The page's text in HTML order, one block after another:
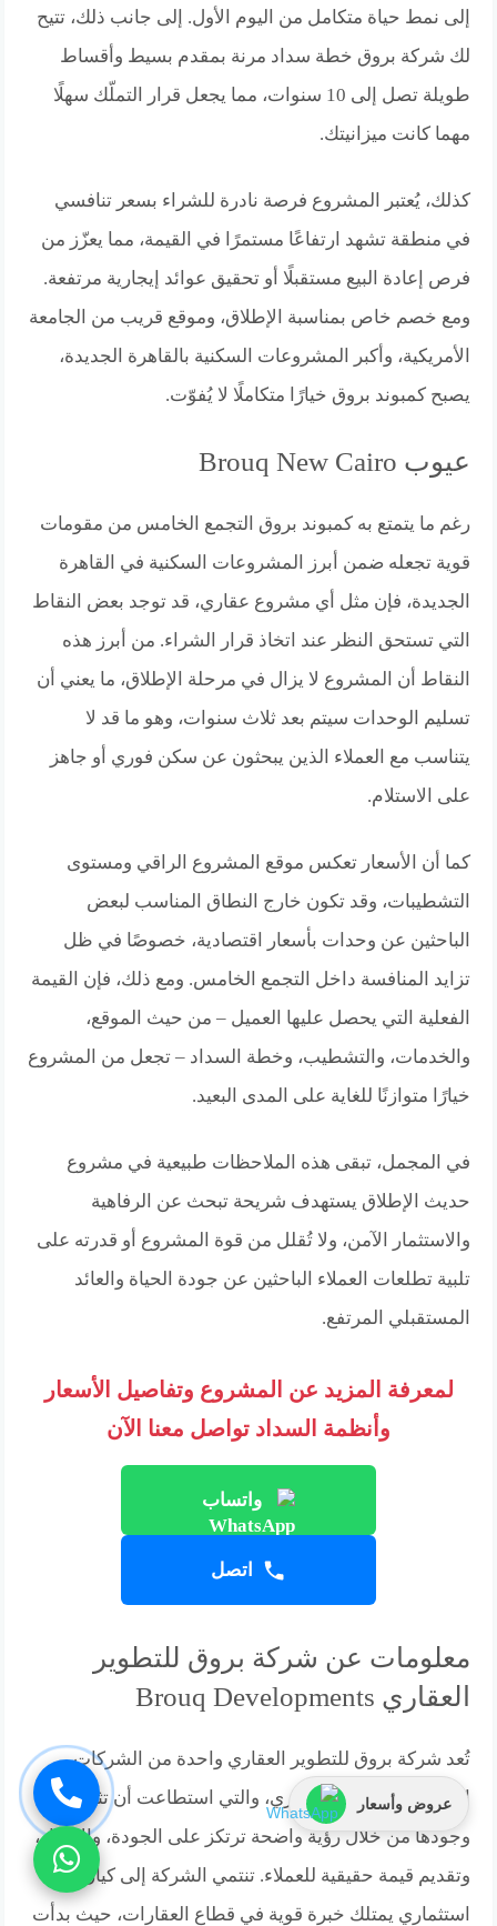
إلى نمط حياة متكامل من اليوم الأول. إلى جانب ذلك، تتيح
لك شركة بروق خطة سداد مرنة بمقدم بسيط وأقساط
طويلة تصل إلى 10 سنوات، مما يجعل قرار التملّك سهلًا
مهما كانت ميزانيتك.
كذلك، يُعتبر المشروع فرصة نادرة للشراء بسعر تنافسي
في منطقة تشهد ارتفاعًا مستمرًا في القيمة، مما يعزّز من
فرص إعادة البيع مستقبلًا أو تحقيق عوائد إيجارية مرتفعة.
ومع خصم خاص بمناسبة الإطلاق، وموقع قريب من الجامعة
الأمريكية، وأكبر المشروعات السكنية بالقاهرة الجديدة،
يصبح كمبوند بروق خيارًا متكاملًا لا يُفوّت.
عيوب Brouq New Cairo
رغم ما يتمتع به كمبوند بروق التجمع الخامس من مقومات
قوية تجعله ضمن أبرز المشروعات السكنية في القاهرة
الجديدة، فإن مثل أي مشروع عقاري، قد توجد بعض النقاط
التي تستحق النظر عند اتخاذ قرار الشراء. من أبرز هذه
النقاط أن المشروع لا يزال في مرحلة الإطلاق، ما يعني أن
تسليم الوحدات سيتم بعد ثلاث سنوات، وهو ما قد لا
يتناسب مع العملاء الذين يبحثون عن سكن فوري أو جاهز
على الاستلام.
كما أن الأسعار تعكس موقع المشروع الراقي ومستوى
التشطيبات، وقد تكون خارج النطاق المناسب لبعض
الباحثين عن وحدات بأسعار اقتصادية، خصوصًا في ظل
تزايد المنافسة داخل التجمع الخامس. ومع ذلك، فإن القيمة
الفعلية التي يحصل عليها العميل – من حيث الموقع،
والخدمات، والتشطيب، وخطة السداد – تجعل من المشروع
خيارًا متوازنًا للغاية على المدى البعيد.
في المجمل، تبقى هذه الملاحظات طبيعية في مشروع
حديث الإطلاق يستهدف شريحة تبحث عن الرفاهية
والاستثمار الآمن، ولا تُقلل من قوة المشروع أو قدرته على
تلبية تطلعات العملاء الباحثين عن جودة الحياة والعائد
المستقبلي المرتفع.
لمعرفة المزيد عن المشروع وتفاصيل الأسعار
وأنظمة السداد تواصل معنا الآن
واتساب
اتصل
معلومات عن شركة بروق للتطوير
العقاري Brouq Developments
تُعد شركة بروق للتطوير العقاري واحدة من الشركات
الكبيرة في السوق العقاري، والتي استطاعت أن تثبت
وجودها من خلال رؤية واضحة ترتكز على الجودة، والابتكار،
وتقديم قيمة حقيقية للعملاء. تنتمي الشركة إلى كيان
استثماري يمتلك خبرة قوية في قطاع العقارات، حيث بدأت
عروض وأسعار